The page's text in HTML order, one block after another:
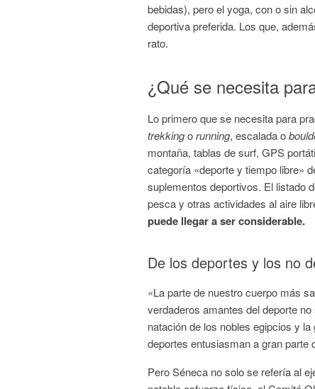
bebidas), pero el yoga, con o sin
deportiva preferida. Los que,
rato.
¿Qué se necesita
Lo primero que se necesita para
trekkingorunning, escalada o
montaña, tablas de surf, GPS
categoría «deporte y tiempo libre»
suplementos deportivos. El listado
pesca y otras actividades al aire
puede llegar a ser considerable.
De los deportes y los no
«La parte de nuestro cuerpo más
verdaderos amantes del deporte
natación de los nobles egipcios y
deportes entusiasman a gran parte
Pero Séneca no solo se refería al